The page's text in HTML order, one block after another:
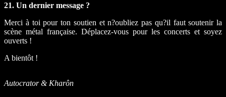
21. Un dernier message ?
Merci à toi pour ton soutien et n?oubliez pas qu?il faut soutenir la
scène métal française. Déplacez-vous pour les concerts et soyez
ouverts !
A bientôt !
Autocrator & Kharôn